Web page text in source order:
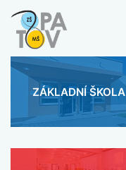
ZÁKLADNÍ ŠKOLA